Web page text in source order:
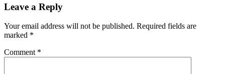
Leave a Reply
Your email address will not be published. Required fields are
marked *
Comment *